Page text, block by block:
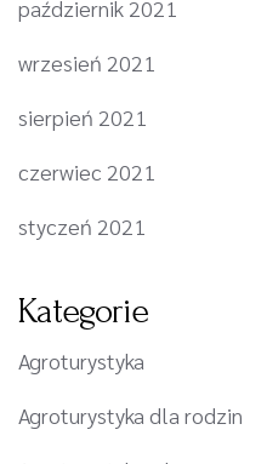
październik 2021
wrzesień 2021
sierpień 2021
czerwiec 2021
styczeń 2021
Kategorie
Agroturystyka
Agroturystyka dla rodzin